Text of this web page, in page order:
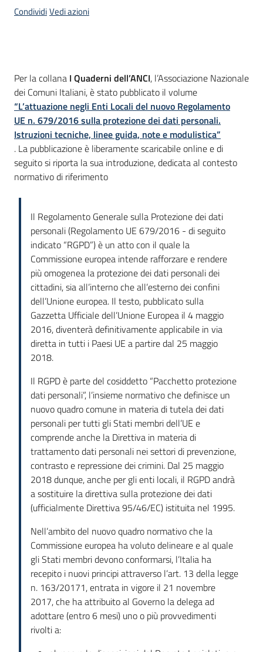
CondividiVedi azioni
Introduzione
Per la collana I Quaderni dell’ANCI, l’Associazione Nazionale
dei Comuni Italiani, è stato pubblicato il volume
“L’attuazione negli Enti Locali del nuovo Regolamento
UE n. 679/2016 sulla protezione dei dati personali.
Istruzioni tecniche, linee guida, note e modulistica”
. La pubblicazione è liberamente scaricabile online e di
seguito si riporta la sua introduzione, dedicata al contesto
normativo di riferimento
Il Regolamento Generale sulla Protezione dei dati
personali (Regolamento UE 679/2016 - di seguito
indicato “RGPD”) è un atto con il quale la
Commissione europea intende rafforzare e rendere
più omogenea la protezione dei dati personali dei
cittadini, sia all’interno che all’esterno dei confini
dell’Unione europea. Il testo, pubblicato sulla
Gazzetta Ufficiale dell’Unione Europea il 4 maggio
2016, diventerà definitivamente applicabile in via
diretta in tutti i Paesi UE a partire dal 25 maggio
2018.
Il RGPD è parte del cosiddetto “Pacchetto protezione
dati personali”, l’insieme normativo che definisce un
nuovo quadro comune in materia di tutela dei dati
personali per tutti gli Stati membri dell’UE e
comprende anche la Direttiva in materia di
trattamento dati personali nei settori di prevenzione,
contrasto e repressione dei crimini. Dal 25 maggio
2018 dunque, anche per gli enti locali, il RGPD andrà
a sostituire la direttiva sulla protezione dei dati
(ufficialmente Direttiva 95/46/EC) istituita nel 1995.
Nell’ambito del nuovo quadro normativo che la
Commissione europea ha voluto delineare e al quale
gli Stati membri devono conformarsi, l’Italia ha
recepito i nuovi principi attraverso l’art. 13 della legge
n. 163/20171, entrata in vigore il 21 novembre
2017, che ha attribuito al Governo la delega ad
adottare (entro 6 mesi) uno o più provvedimenti
rivolti a: